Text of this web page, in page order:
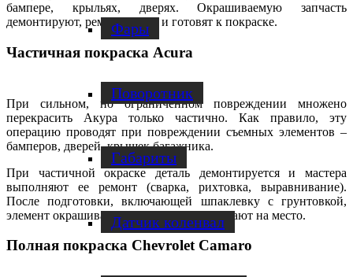
Фары
Поворотник
Габариты
Датчик коленвал
бампере, крыльях, дверях. Окрашиваемую запчасть
демонтируют, ремонтируют и готовят к покраске.
Частичная покраска Acura
При сильном, но ограниченном повреждении множено
перекрасить Акура только частично. Как правило, эту
операцию проводят при повреждении съемных элементов –
бамперов, дверей, крышек багажника.
При частичной окраске деталь демонтируется и мастера
выполняют ее ремонт (сварка, рихтовка, выравнивание).
После подготовки, включающей шпаклевку с грунтовкой,
элемент окрашивается – и его устанавливают на место.
Полная покраска Chevrolet Camaro